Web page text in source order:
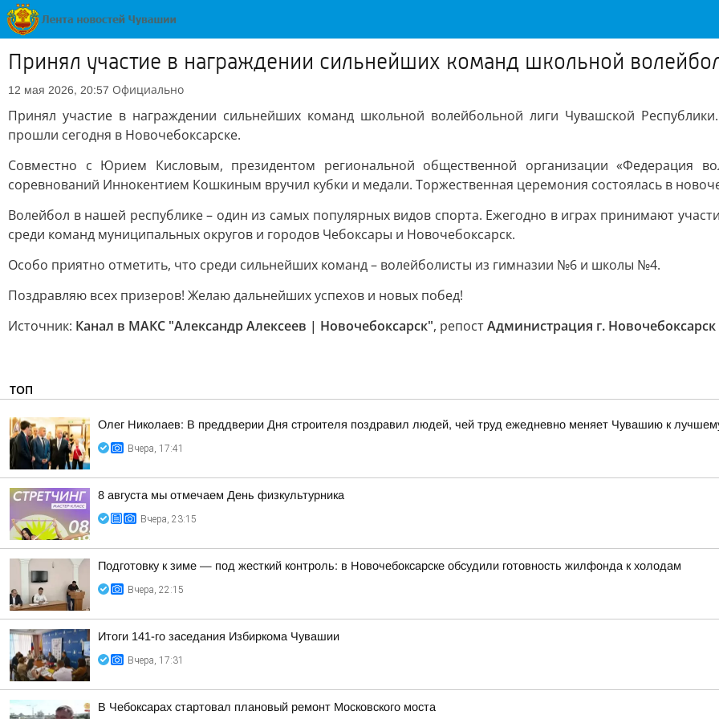
Принял участие в награждении сильнейших команд школьной
12 мая 2026, 20:57 Официально
Принял участие в награждении сильнейших команд школьной волейбольной лиги Чувашской
прошли сегодня в Новочебоксарске.
Совместно с Юрием Кисловым, президентом региональной общественной организации «Федерация
соревнований Иннокентием Кошкиным вручил кубки и медали. Торжественная церемония состоялась в
Волейбол в нашей республике – один из самых популярных видов спорта. Ежегодно в играх принимают
среди команд муниципальных округов и городов Чебоксары и Новочебоксарск.
Особо приятно отметить, что среди сильнейших команд – волейболисты из гимназии №6 и школы №4.
Поздравляю всех призеров! Желаю дальнейших успехов и новых побед!
Источник: Канал в МАКС "Александр Алексеев | Новочебоксарск", репостАдминистрация г. Новочебоксарск
ТОП
Олег Николаев: В преддверии Дня строителя поздравил людей, чей труд ежедневно меняет Чувашию к
Вчера, 17:41
8 августа мы отмечаем День физкультурника
Вчера, 23:15
Подготовку к зиме — под жесткий контроль: в Новочебоксарске обсудили готовность жилфонда к холодам
Вчера, 22:15
Итоги 141-го заседания Избиркома Чувашии
Вчера, 17:31
В Чебоксарах стартовал плановый ремонт Московского моста